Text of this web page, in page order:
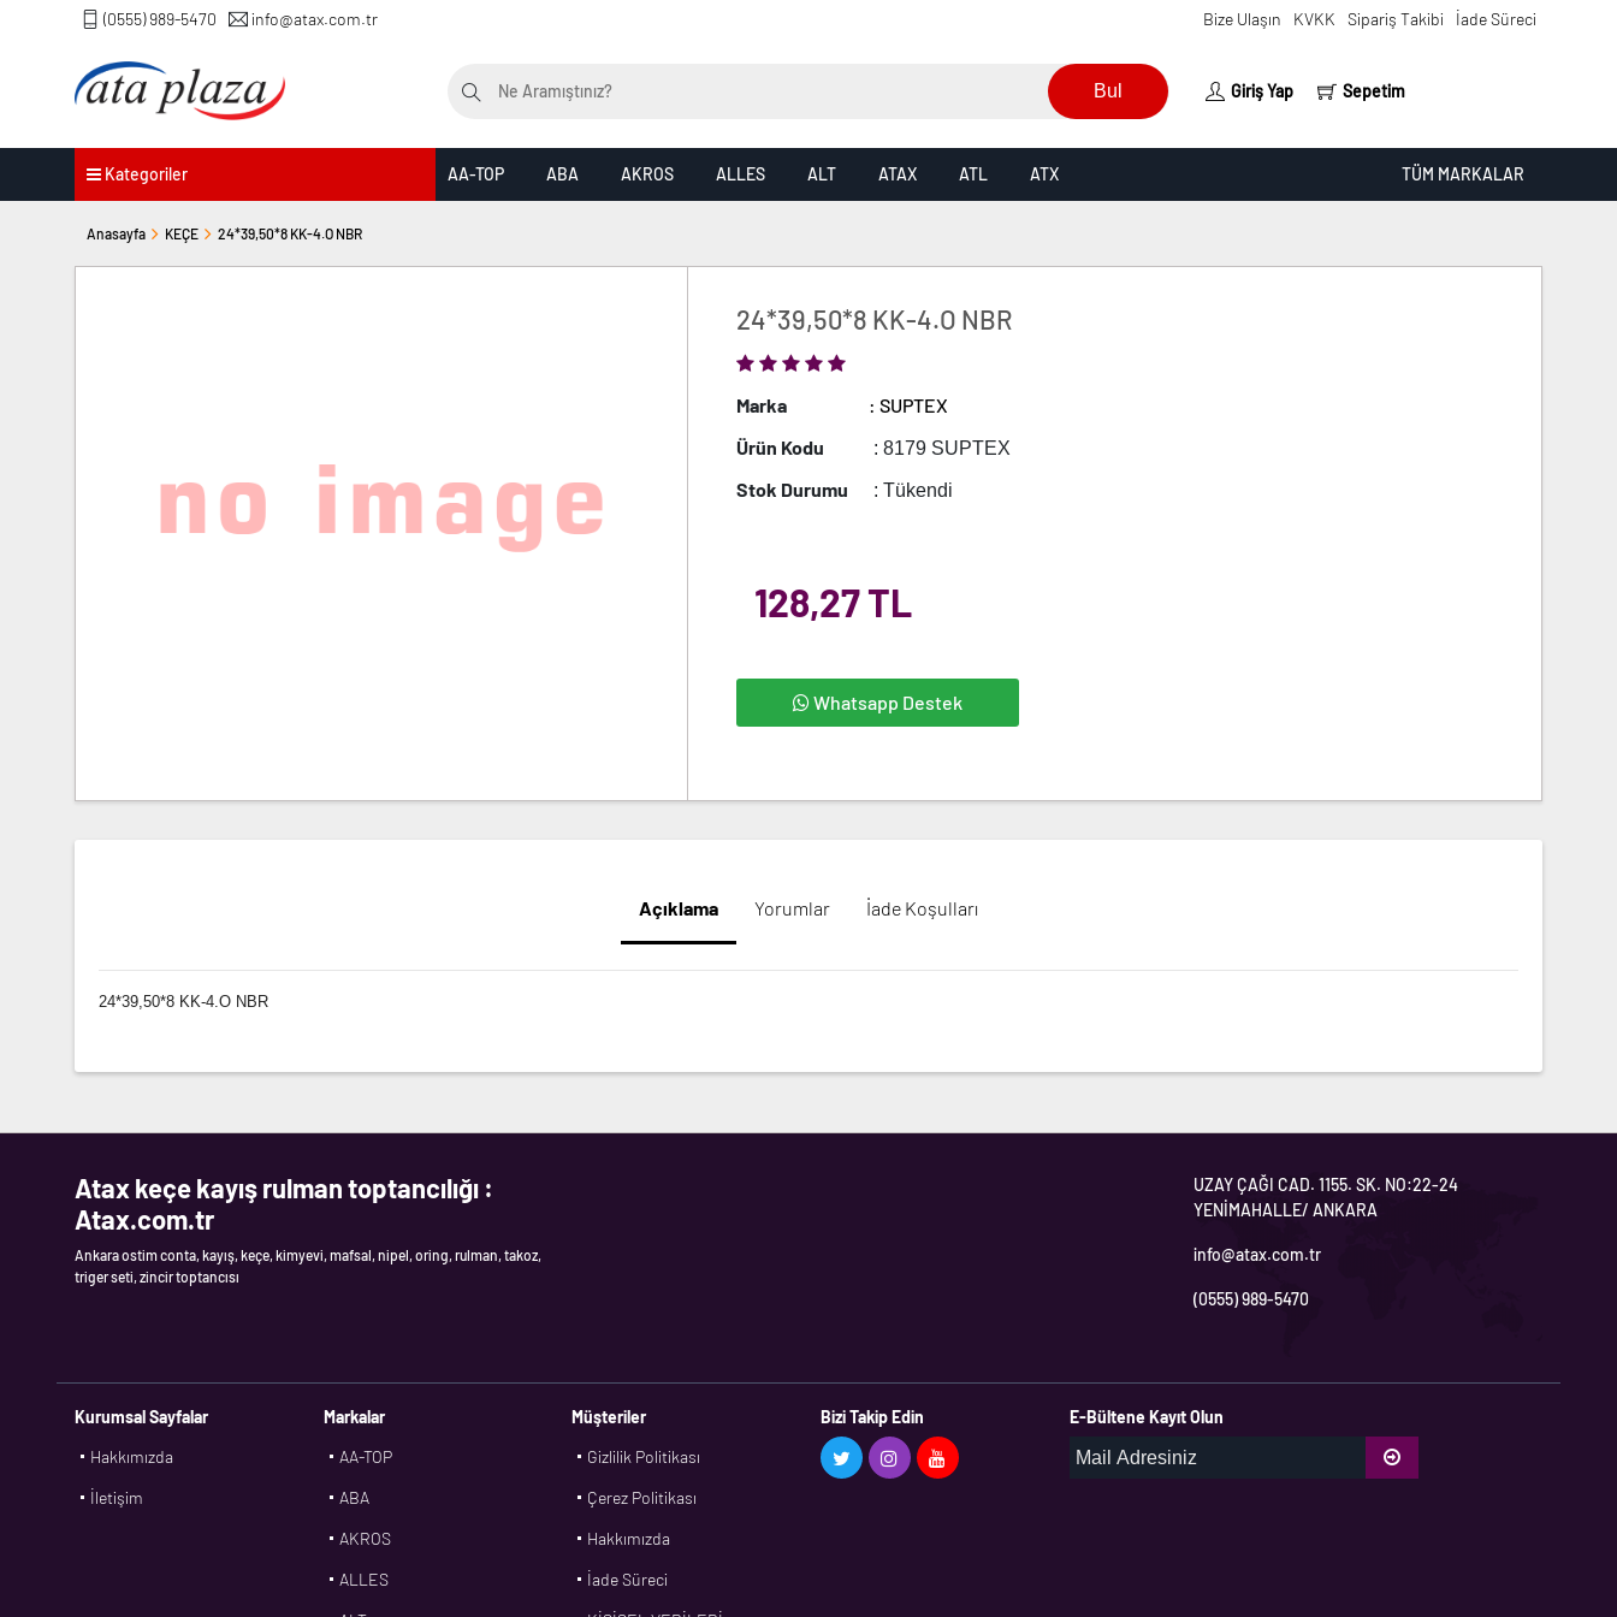
(0555) 989-5470 info@atax.com.tr Bize Ulaşın KVKK Sipariş Takibi İade Süreci
Bul Giriş Yap Sepetim
Kategoriler AA-TOP ABA AKROS ALLES ALT ATAX ATL ATX TÜM MARKALAR
Anasayfa KEÇE 24*39,50*8 KK-4.O NBR
24*39,50*8 KK-4.O NBR
Marka
: SUPTEX
Ürün Kodu
: 8179 SUPTEX
Stok Durumu : Tükendi
128,27 TL
Whatsapp Destek
Açıklama Yorumlar İade Koşulları
24*39,50*8 KK-4.O NBR
Atax keçe kayış rulman toptancılığı :
Atax.com.tr
Ankara ostim conta, kayış, keçe, kimyevi, mafsal, nipel, oring, rulman, takoz,
triger seti, zincir toptancısı
UZAY ÇAĞI CAD. 1155. SK. NO:22-24
YENİMAHALLE/ ANKARA
info@atax.com.tr
(0555) 989-5470
Kurumsal Sayfalar
Hakkımızda
İletişim
Markalar
AA-TOP
ABA
AKROS
ALLES
Müşteriler
Gizlilik Politikası
Çerez Politikası
Hakkımızda
İade Süreci
Bizi Takip Edin E-Bültene Kayıt Olun